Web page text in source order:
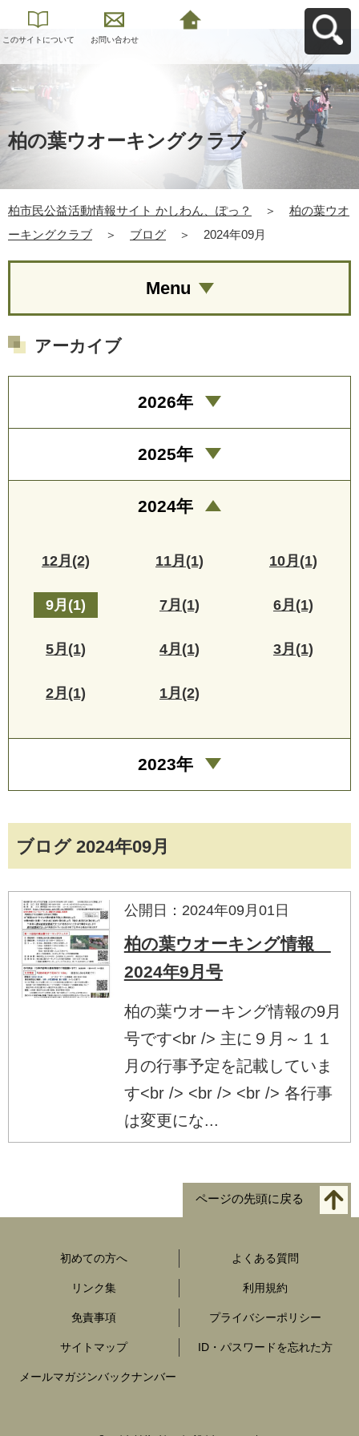
このサイトについて お問い合わせ
柏の葉ウオーキングクラブ
柏市民公益活動情報サイト かしわん、ぽっ？ ＞
柏の葉ウオ
ーキングクラブ
＞ ブログ ＞ 2024年09月
ブログ 2024年09月
公開日：2024年09月01日
柏の葉ウオーキング情報
2024年9月号
柏の葉ウオーキング情報の9月
号です<br /> 主に９月～１１
月の行事予定を記載していま
す<br /> <br /> <br /> 各行事
は変更にな...
Menu
アーカイブ
2026年
2025年
2024年
12月(2) 11月(1) 10月(1)
9月(1) 7月(1) 6月(1)
5月(1) 4月(1) 3月(1)
2月(1) 1月(2)
2023年
ページの先頭に戻る
初めての方へ よくある質問
リンク集 利用規約
免責事項 プライバシーポリシー
サイトマップ ID・パスワードを忘れた方
メールマガジンバックナンバー